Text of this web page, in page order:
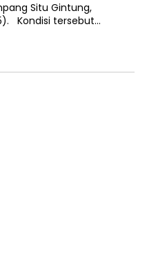
Situ Gintung,
Kondisi tersebut…